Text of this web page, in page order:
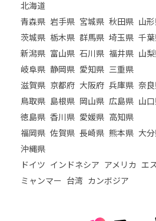
北海道
青森県 岩手県 宮城県 秋田県 山
茨城県 栃木県 群馬県 埼玉県 千
新潟県 富山県 石川県 福井県 山
岐阜県 静岡県 愛知県 三重県
滋賀県 京都府 大阪府 兵庫県 奈
鳥取県 島根県 岡山県 広島県 山
徳島県 香川県 愛媛県 高知県
福岡県 佐賀県 長崎県 熊本県 大
沖縄県
ドイツ インドネシア アメリカ エ
ミャンマー 台湾 カンボジア